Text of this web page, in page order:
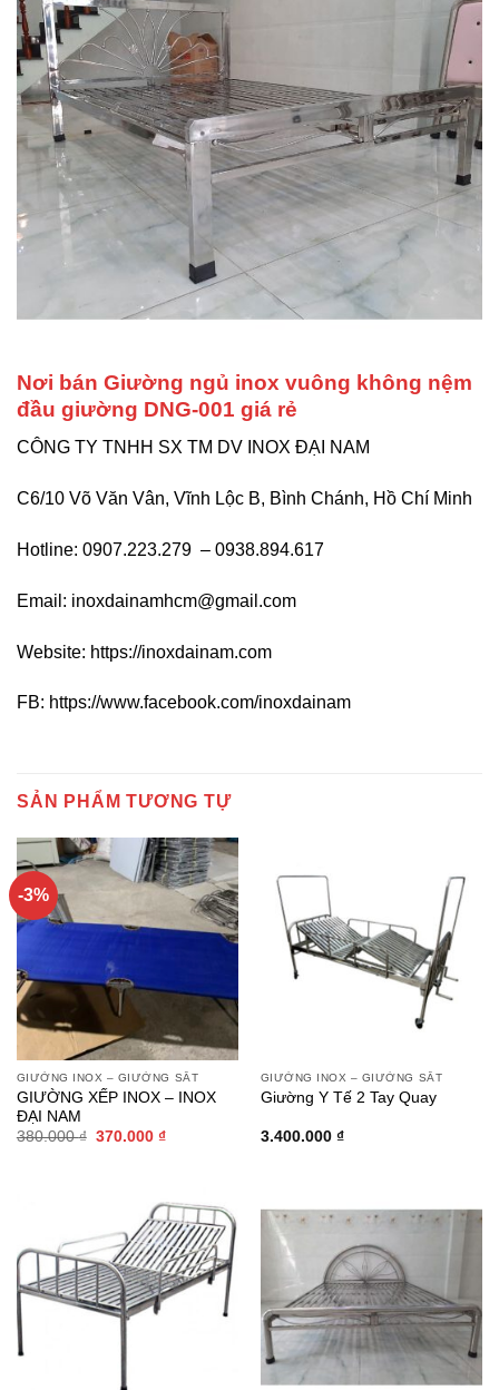
Nơi bán Giường ngủ inox vuông không nệm
đầu giường DNG-001 giá rẻ
CÔNG TY TNHH SX TM DV INOX ĐẠI NAM
C6/10 Võ Văn Vân, Vĩnh Lộc B, Bình Chánh, Hồ Chí Minh
Hotline: 0907.223.279 – 0938.894.617
Email: inoxdainamhcm@gmail.com
Website: https://inoxdainam.com
FB: https://www.facebook.com/inoxdainam
SẢN PHẨM TƯƠNG TỰ
-3%
GIƯỜNG INOX – GIƯỜNG SẮT
GIƯỜNG XẾP INOX – INOX
ĐẠI NAM
380.000₫ Giá
370.000 ₫Giá
GIƯỜNG INOX – GIƯỜNG SẮT
Giường Y Tế 2 Tay Quay
3.400.000 ₫